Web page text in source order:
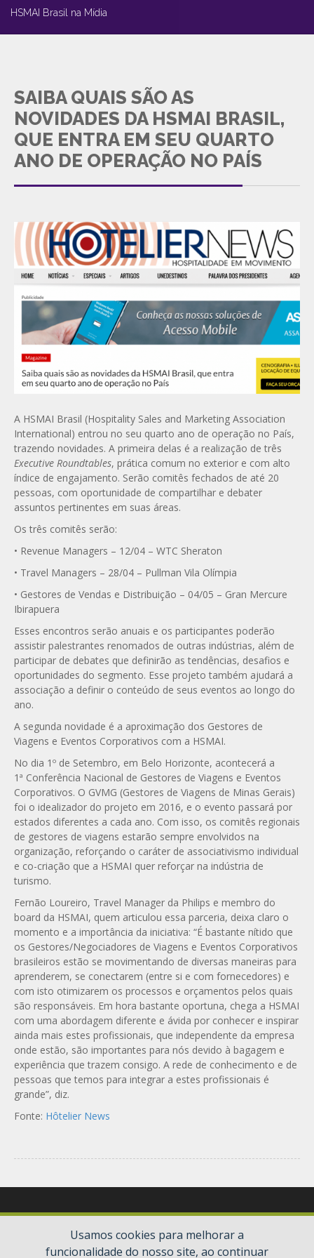
HSMAI Brasil na Mídia
SAIBA QUAIS SÃO AS
NOVIDADES DA HSMAI BRASIL,
QUE ENTRA EM SEU QUARTO
ANO DE OPERAÇÃO NO PAÍS
A HSMAI Brasil (Hospitality Sales and Marketing Association
International) entrou no seu quarto ano de operação no País,
trazendo novidades. A primeira delas é a realização de três
Executive Roundtables, prática comum no exterior e com alto
índice de engajamento. Serão comitês fechados de até 20
pessoas, com oportunidade de compartilhar e debater
assuntos pertinentes em suas áreas.
Os três comitês serão:
• Revenue Managers – 12/04 – WTC Sheraton
• Travel Managers – 28/04 – Pullman Vila Olímpia
• Gestores de Vendas e Distribuição – 04/05 – Gran Mercure
Ibirapuera
Esses encontros serão anuais e os participantes poderão
assistir palestrantes renomados de outras indústrias, além de
participar de debates que definirão as tendências, desafios e
oportunidades do segmento. Esse projeto também ajudará a
associação a definir o conteúdo de seus eventos ao longo do
ano.
A segunda novidade é a aproximação dos Gestores de
Viagens e Eventos Corporativos com a HSMAI.
No dia 1º de Setembro, em Belo Horizonte, acontecerá a
1ª Conferência Nacional de Gestores de Viagens e Eventos
Corporativos. O GVMG (Gestores de Viagens de Minas Gerais)
foi o idealizador do projeto em 2016, e o evento passará por
estados diferentes a cada ano. Com isso, os comitês regionais
de gestores de viagens estarão sempre envolvidos na
organização, reforçando o caráter de associativismo individual
e co-criação que a HSMAI quer reforçar na indústria de
turismo.
Fernão Loureiro, Travel Manager da Philips e membro do
board da HSMAI, quem articulou essa parceria, deixa claro o
momento e a importância da iniciativa: “É bastante nítido que
os Gestores/Negociadores de Viagens e Eventos Corporativos
brasileiros estão se movimentando de diversas maneiras para
aprenderem, se conectarem (entre si e com fornecedores) e
com isto otimizarem os processos e orçamentos pelos quais
são responsáveis. Em hora bastante oportuna, chega a HSMAI
com uma abordagem diferente e ávida por conhecer e inspirar
ainda mais estes profissionais, que independente da empresa
onde estão, são importantes para nós devido à bagagem e
experiência que trazem consigo. A rede de conhecimento e de
pessoas que temos para integrar a estes profissionais é
grande”, diz.
Fonte: Hôtelier News
Usamos cookies para melhorar a
funcionalidade do nosso site, ao continuar